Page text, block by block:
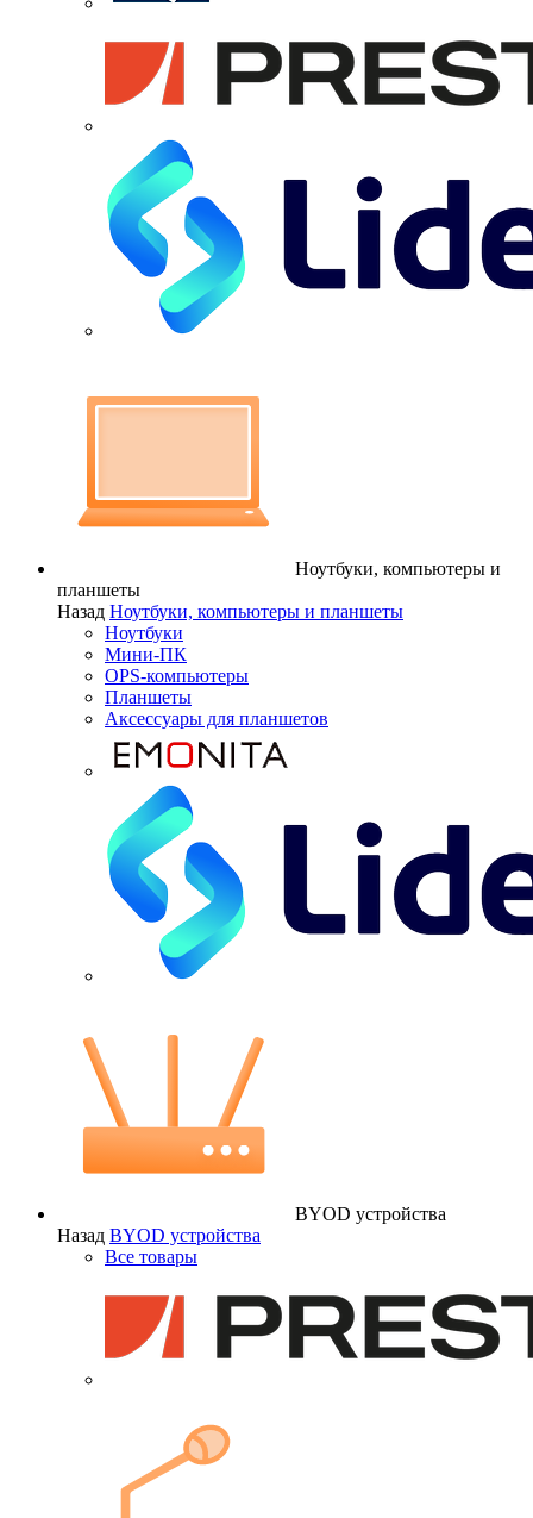
Ноутбуки, компьютеры и
планшеты
Назад Ноутбуки, компьютеры и планшеты
Ноутбуки
Мини-ПК
OPS-компьютеры
Планшеты
Аксессуары для планшетов
BYOD устройства
Назад BYOD устройства
Все товары